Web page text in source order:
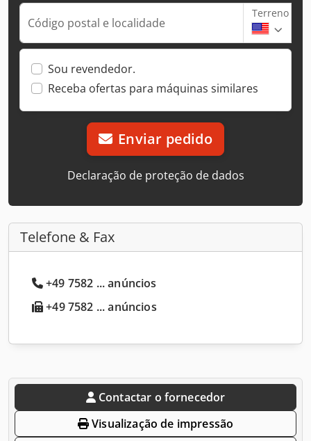
Código postal e localidade
Terreno
Sou revendedor.
Receba ofertas para máquinas similares
Enviar pedido
Declaração de proteção de dados
Telefone & Fax
+49 7582 ... anúncios
+49 7582 ... anúncios
Contactar o fornecedor
Visualização de impressão